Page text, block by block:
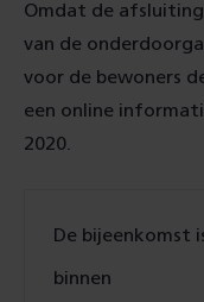
Omdat de
van de
voor de bewoners
een online
2020.
De bijeenkomst
binnen